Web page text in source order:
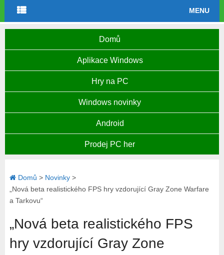
MENU
Domů
Aplikace Windows
Hry na PC
Windows novinky
Android
Prodej PC her
Domů > Novinky>
„Nová beta realistického FPS hry vzdorující Gray Zone Warfare
a Tarkovu“
„Nová beta realistického FPS
hry vzdorující Gray Zone